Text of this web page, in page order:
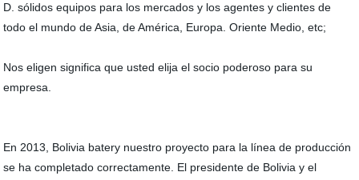
D. sólidos equipos para los mercados y los agentes y clientes de
todo el mundo de Asia, de América, Europa. Oriente Medio, etc;
Nos eligen significa que usted elija el socio poderoso para su
empresa.
En 2013, Bolivia batery nuestro proyecto para la línea de producción
se ha completado correctamente. El presidente de Bolivia y el